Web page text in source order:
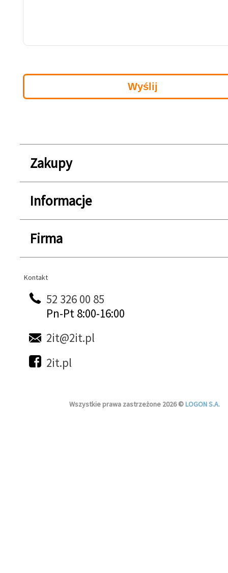
Zakupy
Informacje
Firma
Kontakt
Kontakt
52 326 00 85
Pn-Pt 8:00-16:00
2it@2it.pl
2it.pl
Wszystkie prawa zastrzeżone 2026 ©LOGON S.A.